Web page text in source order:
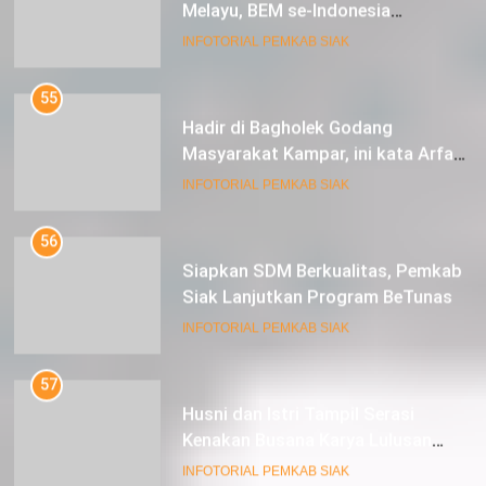
Berkunjung ke Kabupaten Siak
INFOTORIAL PEMKAB SIAK
55
Masyarakat Kampar, ini kata Arfan
Usman
INFOTORIAL PEMKAB SIAK
56
Siak Lanjutkan Program BeTunas
INFOTORIAL PEMKAB SIAK
57
Kenakan Busana Karya Lulusan
SMK Pariwisata Siak, di Lancang
Kuning Carnival